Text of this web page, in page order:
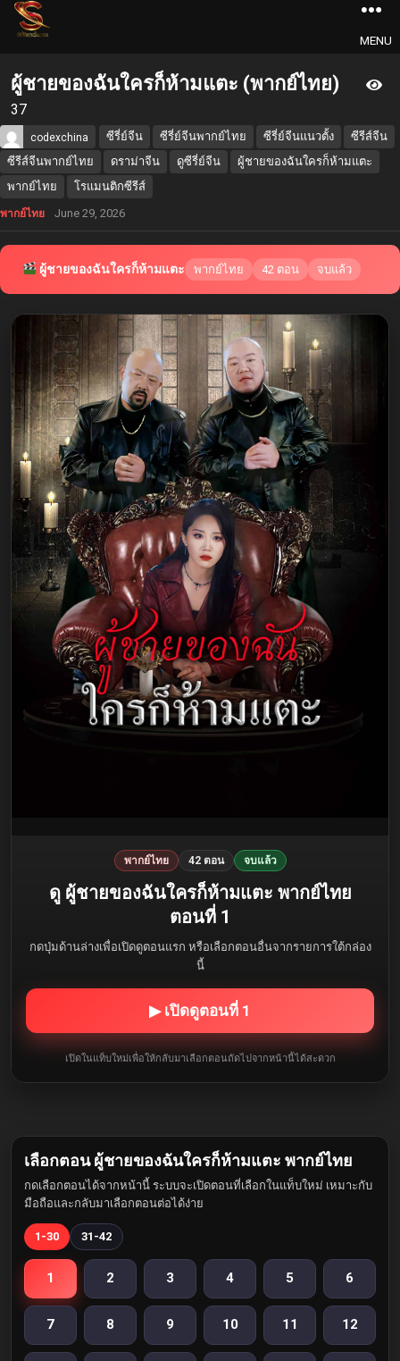
MENU
ผู้ชายของฉันใครก็ห้ามแตะ (พากย์ไทย)
37
codexchina ซีรี่ย์จีน ซีรี่ย์จีนพากย์ไทย ซีรี่ย์จีนแนวตั้ง
ซีรีส์จีน
ซีรีส์จีนพากย์ไทย
ดราม่าจีน ดูซีรี่ย์จีน
ผู้ชายของฉันใครก็ห้ามแตะ
พากย์ไทย
โรแมนติกซีรีส์
พากย์ไทย June 29, 2026
ผู้ชายของฉันใครก็ห้ามแตะ พากย์ไทย 42 ตอน จบแล้ว
พากย์ไทย 42 ตอน จบแล้ว
ดู ผู้ชายของฉันใครก็ห้ามแตะ พากย์ไทย
ตอนที่ 1
กดปุ่มด้านล่างเพื่อเปิดดูตอนแรก หรือเลือกตอนอื่นจากรายการใต้กล่อง
นี้
▶ เปิดดูตอนที่ 1
เปิดในแท็บใหม่เพื่อให้กลับมาเลือกตอนถัดไปจากหน้านี้ได้สะดวก
เลือกตอน ผู้ชายของฉันใครก็ห้ามแตะ พากย์ไทย
กดเลือกตอนได้จากหน้านี้ ระบบจะเปิดตอนที่เลือกในแท็บใหม่ เหมาะกับ
มือถือและกลับมาเลือกตอนต่อได้ง่าย
1-30 31-42
1 2 3 4 5 6
7 8 9 10 11 12